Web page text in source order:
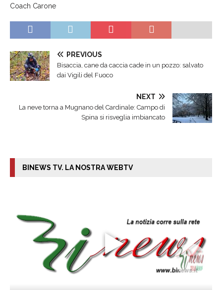
Coach Carone
PREVIOUS
Bisaccia, cane da caccia cade in un pozzo: salvato
dai Vigili del Fuoco
NEXT
La neve torna a Mugnano del Cardinale: Campo di
Spina si risveglia imbiancato
BINEWS TV. LA NOSTRA WEBTV